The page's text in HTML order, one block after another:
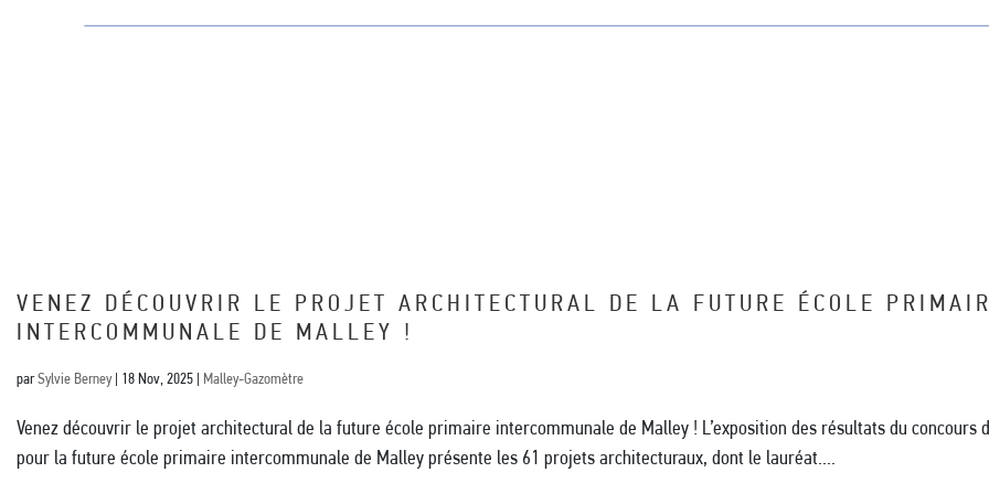
VENEZ DÉCOUVRIR LE PROJET ARCHITECTURAL DE LA FUTURE ÉCOLE
INTERCOMMUNALE DE MALLEY !
parSylvie Berney| 18 Nov, 2025 Malley-Gazomètre
Venez découvrir le projet architectural de la future école primaire intercommunale de Malley ! L’exposition des résultats du concours
pour la future école primaire intercommunale de Malley présente les 61 projets architecturaux, dont le lauréat....